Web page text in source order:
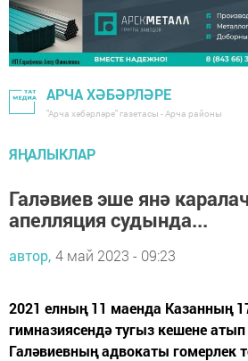
АРЧА ХӘБӘРЛӘРЕ
"Арча хәбәрләре" газетасы - Арча районы
ЯҢАЛЫКЛАР
Галәвиев эше янә
апелляция судында...
автор, 4 май 2023 - 09:23
2021 елның 11 маенда Казанның
гимназиясендә тугыз кешене атып
Галәвиевның адвокаты гомерлек